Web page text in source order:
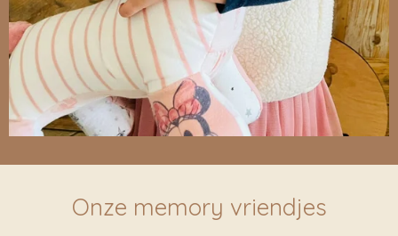
Onze memory vriendjes